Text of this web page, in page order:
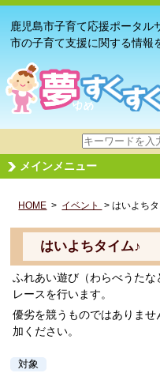
鹿児島市子育て応援ポータル
市の子育て支援に関する情報
サ
イ
ト
検
メインメニュー
HOME > イベント > はいよち
はいよちタイム♪
ふれあい遊び（わらべうた
レースを行います。
優劣を競うものではありま
加ください。
対象